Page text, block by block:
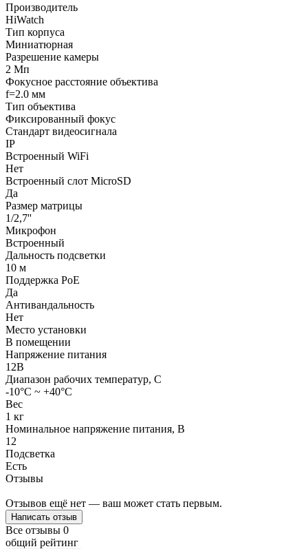
Производитель
HiWatch
Тип корпуса
Миниатюрная
Разрешение камеры
2 Мп
Фокусное расстояние объектива
f=2.0 мм
Тип объектива
Фиксированный фокус
Стандарт видеосигнала
IP
Встроенный WiFi
Нет
Встроенный слот MicroSD
Да
Размер матрицы
1/2,7''
Микрофон
Встроенный
Дальность подсветки
10 м
Поддержка PoE
Да
Антивандальность
Нет
Место установки
В помещении
Напряжение питания
12В
Диапазон рабочих температур, C
-10°С ~ +40°С
Вес
1 кг
Номинальное напряжение питания, В
12
Подсветка
Есть
Отзывы
Отзывов ещё нет — ваш может стать первым.
Написать отзыв
Все отзывы 0
общий рейтинг